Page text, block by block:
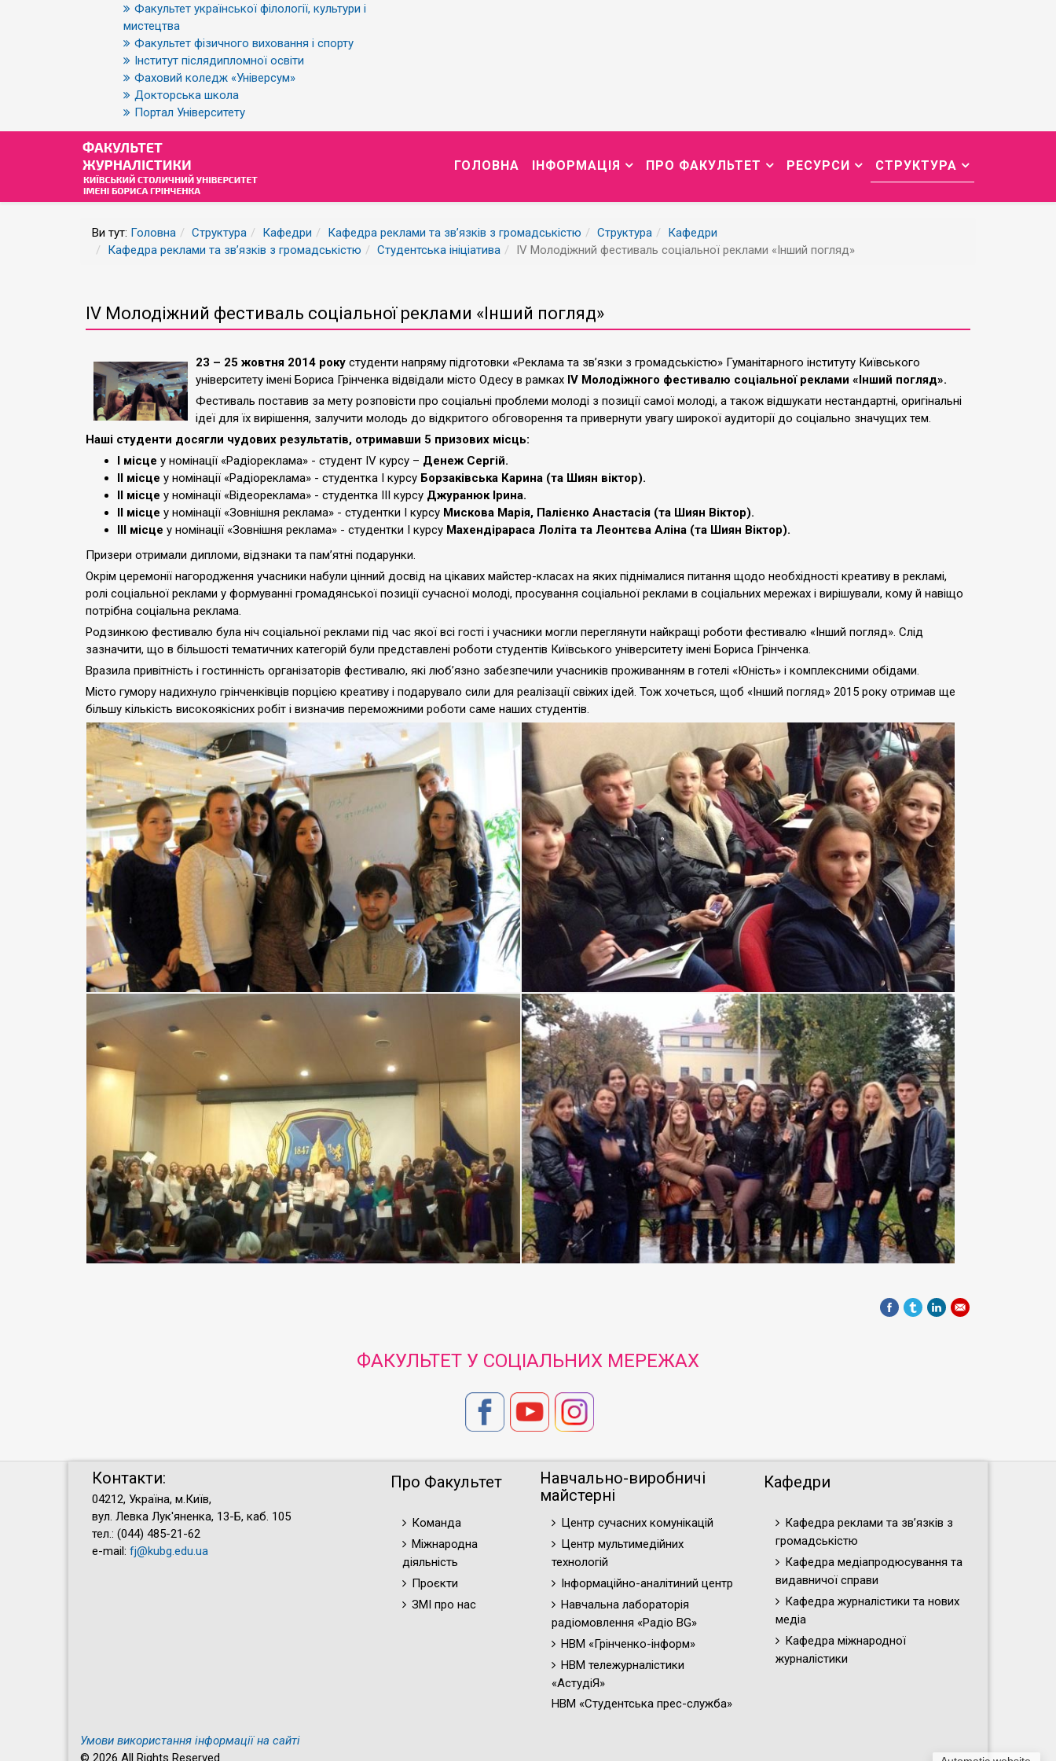
Факультет української філології, культури і
мистецтва
Факультет фізичного виховання і спорту
Інститут післядипломної освіти
Фаховий коледж «Універсум»
Докторська школа
Портал Університету
ГОЛОВНА ІНФОРМАЦІЯ ПРО ФАКУЛЬТЕТ РЕСУРСИ СТРУКТУРА
Ви тут: Головна Структура Кафедри Кафедра реклами та зв’язків з громадськістю Структура
Кафедри
Кафедра реклами та зв’язків з громадськістю
Студентська ініціатива ІV Молодіжний фестиваль соціальної реклами «Інший погляд»
ІV Молодіжний фестиваль соціальної реклами «Інший погляд»
23 – 25 жовтня 2014 року студенти напряму підготовки «Реклама та зв’язки з громадськістю» Гуманітарного інституту Київського
університету імені Бориса Грінченка відвідали місто Одесу в рамках ІV Молодіжного фестивалю соціальної реклами «Інший погляд».
Фестиваль поставив за мету розповісти про соціальні проблеми молоді з позиції самої молоді, а також відшукати нестандартні, оригінальні
ідеї для їх вирішення, залучити молодь до відкритого обговорення та привернути увагу широкої аудиторії до соціально значущих тем.
Наші студенти досягли чудових результатів, отримавши 5 призових місць:
I місце у номінації «Радіореклама» - студент IV курсу – Денеж Сергій.
II місце у номінації «Радіореклама» - студентка І курсу Борзаківська Карина (та Шиян віктор).
II місце у номінації «Відеореклама» - студентка ІІІ курсу Джуранюк Ірина.
II місце у номінації «Зовнішня реклама» - студентки І курсу Мискова Марія, Палієнко Анастасія (та Шиян Віктор).
III місце у номінації «Зовнішня реклама» - студентки І курсу Махендірараса Лоліта та Леонтєва Аліна (та Шиян Віктор).
Призери отримали дипломи, відзнаки та пам’ятні подарунки.
Окрім церемонії нагородження учасники набули цінний досвід на цікавих майстер-класах на яких піднімалися питання щодо необхідності креативу в рекламі,
ролі соціальної реклами у формуванні громадянської позиції сучасної молоді, просування соціальної реклами в соціальних мережах і вирішували, кому й навіщо
потрібна соціальна реклама.
Родзинкою фестивалю була ніч соціальної реклами під час якої всі гості і учасники могли переглянути найкращі роботи фестивалю «Інший погляд». Слід
зазначити, що в більшості тематичних категорій були представлені роботи студентів Київського університету імені Бориса Грінченка.
Вразила привітність і гостинність організаторів фестивалю, які люб’язно забезпечили учасників проживанням в готелі «Юність» і комплексними обідами.
Місто гумору надихнуло грінченківців порцією креативу і подарувало сили для реалізації свіжих ідей. Тож хочеться, щоб «Інший погляд» 2015 року отримав ще
більшу кількість високоякісних робіт і визначив переможними роботи саме наших студентів.
ФАКУЛЬТЕТ У СОЦІАЛЬНИХ МЕРЕЖАХ
Контакти:
04212, Україна, м.Київ,
вул. Левка Лук'яненка, 13-Б, каб. 105
тел.: (044) 485-21-62
e-mail: fj@kubg.edu.ua
Про Факультет
Команда
Міжнародна
діяльність
Проєкти
ЗМІ про нас
Навчально-виробничі
майстерні
Центр сучасних комунікацій
Центр мультимедійних
технологій
Інформаційно-аналітиний центр
Навчальна лабораторія
радіомовлення «Радіо BG»
НВМ «Грінченко-інформ»
НВМ тележурналістики
«АстудіЯ»
НВМ «Студентська прес-служба»
Кафедри
Кафедра реклами та зв’язків з
громадськістю
Кафедра медіапродюсування та
видавничої справи
Кафедра журналістики та нових
медіа
Кафедра міжнародної
журналістики
Умови використання інформації на сайті
© 2026 All Rights Reserved